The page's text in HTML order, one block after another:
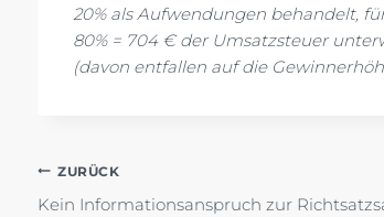
20% als Aufwendungen behandelt,
80% = 704 € der Umsatzsteuer
(davon entfallen auf die
ZURÜCK
Kein Informationsanspruch zur